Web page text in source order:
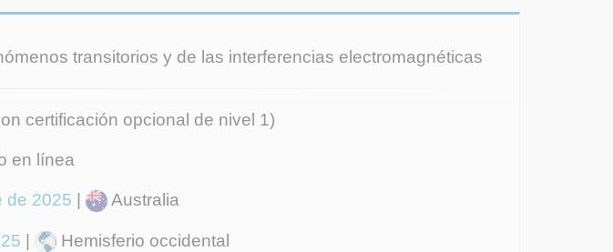
transitorios y de las interferencias electromagnéticas
certificación opcional de nivel 1)
en línea
de 2025 Australia
Hemisferio occidental